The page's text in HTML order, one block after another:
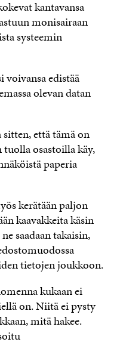
kantavansa
monisairaan
systeemin
edistää
olevan datan
että tämä on
osastoilla käy,
paperia
kerätään paljon
kaavakkeita käsin
saadaan takaisin,
tietojen joukkoon.
kukaan ei
on. Niitä ei pysty
mitä hakee.